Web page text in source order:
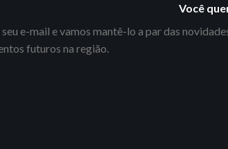
Você
e-mail e vamos mantê-lo a par das
futuros na região.